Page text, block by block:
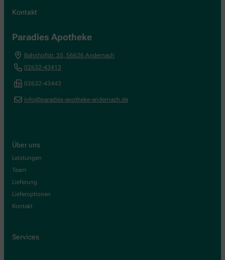
Kontakt
Paradies Apotheke
Bahnhofstr. 35, 56626 Andernach
02632-43413
02632-43443
info@paradies-apotheke-andernach.de
Über uns
Leistungen
Team
Lieferung
Lieferoptionen
Kontakt
Services